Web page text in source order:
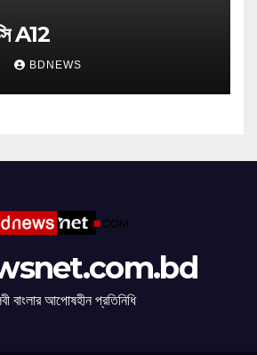
A12
BDNEWS
বাংলার আপোষহীন প্রতিনিধি